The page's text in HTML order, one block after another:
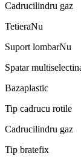
Cadrucilindru gaz
TetieraNu
Suport lombarNu
Spatar multiselect
Bazaplastic
Tip cadrucu rotile
Cadrucilindru gaz
Tip bratefix